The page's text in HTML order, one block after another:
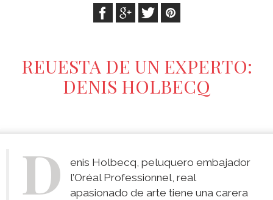
REUESTA DE UN EXPERTO:
DENIS HOLBECQ
D
enis Holbecq, peluquero embajador
l’Oréal Professionnel, real
apasionado de arte tiene una carera